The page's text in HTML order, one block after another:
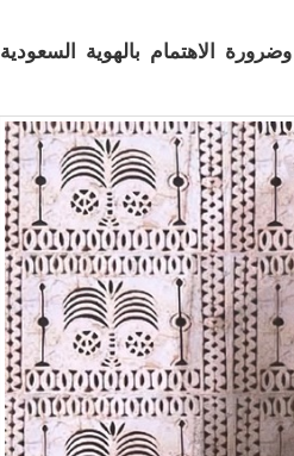
الاهتمام بالهوية السعودية